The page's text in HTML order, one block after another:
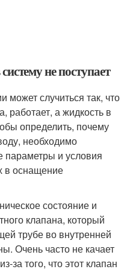
не поступает
может случиться так, что
работает, а жидкость в
определить, почему
необходимо
параметры и условия
в оснащение
состояние и
клапана, который
трубе во внутренней
Очень часто не качает
за того, что этот клапан